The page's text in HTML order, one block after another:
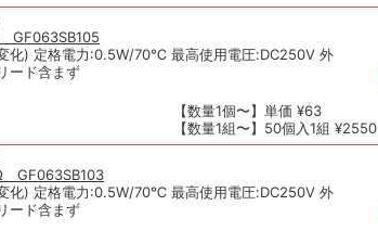
GF063SB105
化) 定格電力:0.5W/70℃ 最高使用電圧:DC250V 外
ード含まず
【数量1個〜】単価 ¥63
【数量1組〜】50個入1組 ¥2550
GF063SB103
化) 定格電力:0.5W/70℃ 最高使用電圧:DC250V 外
ード含まず